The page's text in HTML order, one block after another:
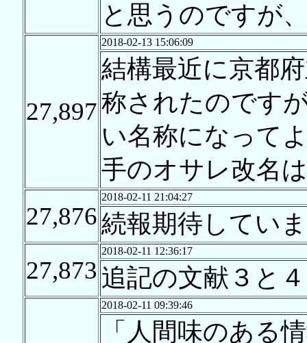
と思うのですが
27,897
2018-02-13 15:06:09
結構最近に京都
称されたのです
い名称になって
手のオサレ改名
27,876
2018-02-11 21:04:27
続報期待してい
27,873
2018-02-11 12:36:17
追記の文献３と
2018-02-11 09:39:46
「人間味のある